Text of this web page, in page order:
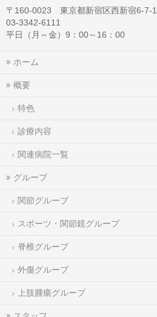
〒160-0023 東京都新宿区西新宿6-7-1
03-3342-6111
平日（月～金）9：00～16：00
ホーム
概要
特色
診療内容
関連病院一覧
グループ
関節グループ
スポーツ・関節鏡グループ
脊椎グループ
外傷グループ
上肢腫瘍グループ